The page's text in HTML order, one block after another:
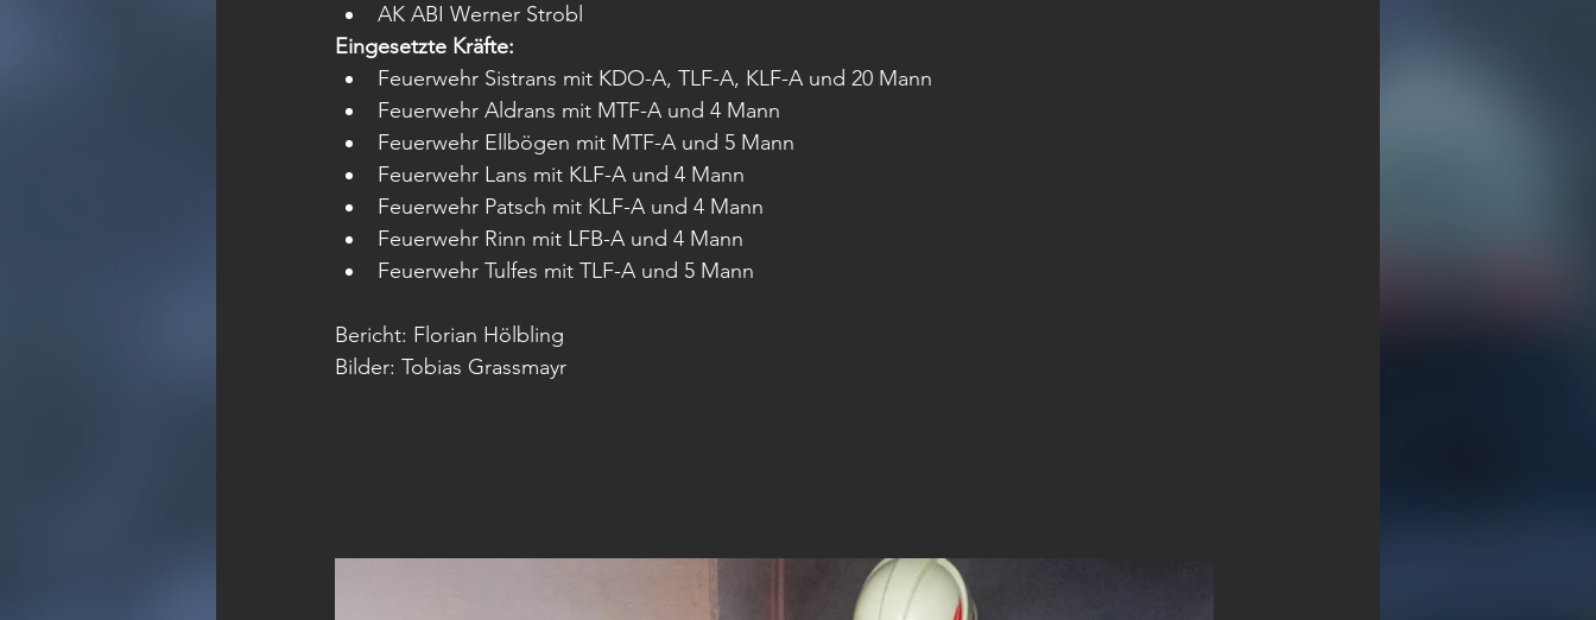
AK ABI Werner Strobl
Eingesetzte Kräfte:
Feuerwehr Sistrans mit KDO-A, TLF-A, KLF-A und 20 Mann
Feuerwehr Aldrans mit MTF-A und 4 Mann
Feuerwehr Ellbögen mit MTF-A und 5 Mann
Feuerwehr Lans mit KLF-A und 4 Mann
Feuerwehr Patsch mit KLF-A und 4 Mann
Feuerwehr Rinn mit LFB-A und 4 Mann
Feuerwehr Tulfes mit TLF-A und 5 Mann
Bericht: Florian Hölbling
Bilder: Tobias Grassmayr